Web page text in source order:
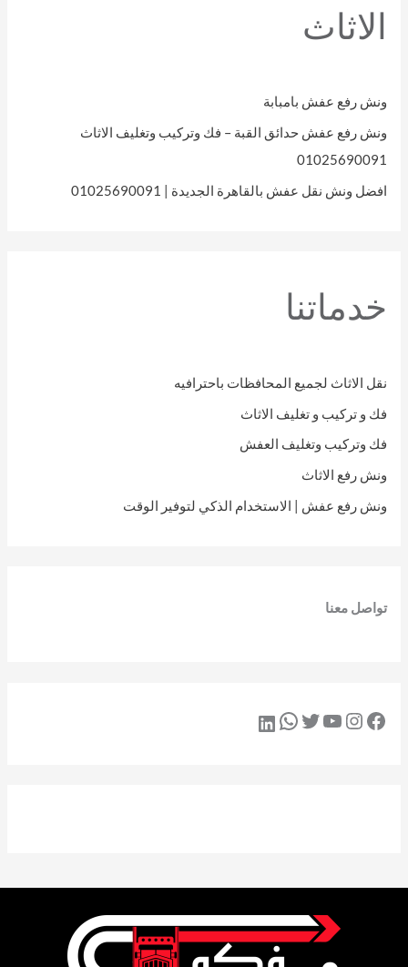
الاثاث
ونش رفع عفش بامبابة
ونش رفع عفش حدائق القبة – فك وتركيب وتغليف الاثاث
01025690091
افضل ونش نقل عفش بالقاهرة الجديدة | 01025690091
خدماتنا
نقل الاثاث لجميع المحافظات باحترافيه
فك و تركيب و تغليف الاثاث
فك وتركيب وتغليف العفش
ونش رفع الاثاث
ونش رفع عفش | الاستخدام الذكي لتوفير الوقت
تواصل معنا